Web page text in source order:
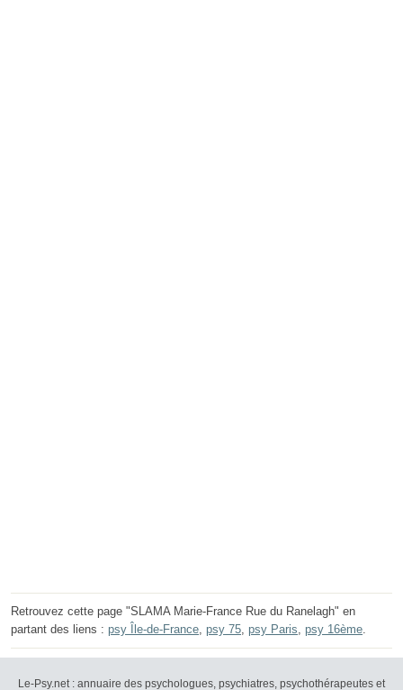
Retrouvez cette page "SLAMA Marie-France Rue du Ranelagh" en
partant des liens : psy Île-de-France, psy 75, psy Paris, psy 16ème.
Le-Psy.net : annuaire des psychologues, psychiatres, psychothérapeutes et